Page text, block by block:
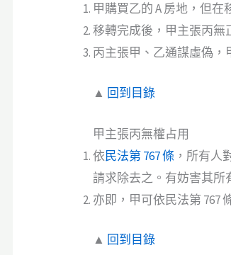
甲購買乙的 A 房地，但在
移轉完成後，甲主張丙無
丙主張甲、乙通謀虛偽，
▲ 回到目錄
甲主張丙無權占用
依民法第 767 條 ，所有人
請求除去之。有妨害其所
亦即，甲可依民法第 767
▲ 回到目錄